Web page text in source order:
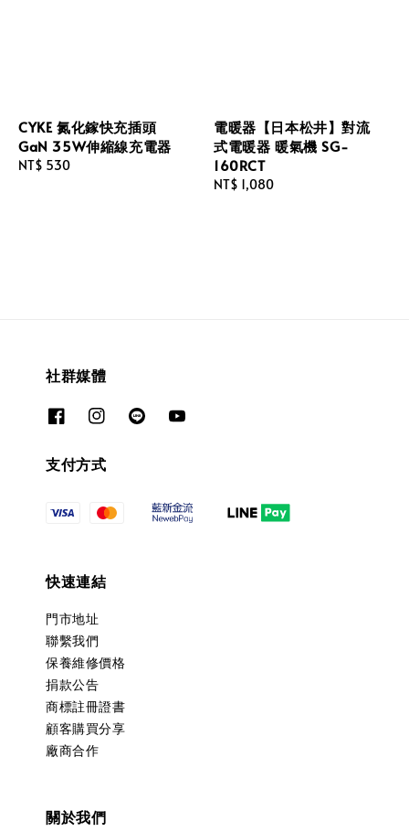
CYKE 氮化鎵快充插頭
GaN 35W伸縮線充電器
Regular
NT$ 530
電暖器【日本松井】對流
式電暖器 暖氣機 SG-
160RCT
Regular
NT$ 1,080
社群媒體
支付方式
快速連結
門市地址
聯繫我們
保養維修價格
捐款公告
商標註冊證書
顧客購買分享
廠商合作
關於我們